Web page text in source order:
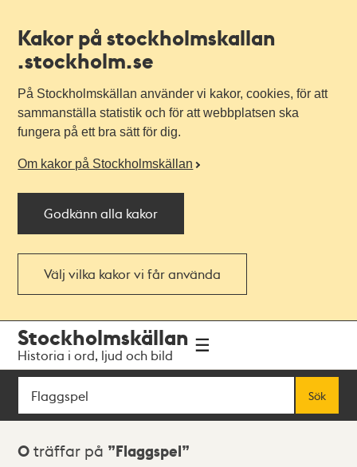
Kakor på stockholmskallan
.stockholm.se
På Stockholmskällan använder vi kakor, cookies, för att
sammanställa statistik och för att webbplatsen ska
fungera på ett bra sätt för dig.
Om kakor på Stockholmskällan
Godkänn alla kakor
Välj vilka kakor vi får använda
navigationen
huvudinnehållet
Stockholmskällan
Historia i ord, ljud och bild
Sök
Sök
Sökresultat
0 träffar på Flaggspel